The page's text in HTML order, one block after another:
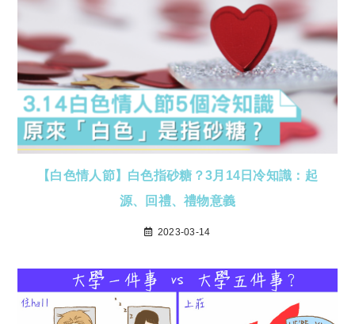
【白色情人節】白色指砂糖？3月14日冷知識：起
源、回禮、禮物意義
2023-03-14